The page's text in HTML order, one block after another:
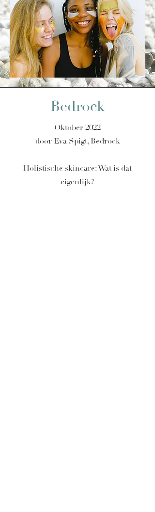
Bedrock
Oktober 2022
door Eva Spigt, Bedrock
Holistische skincare: Wat is dat
eigenlijk?